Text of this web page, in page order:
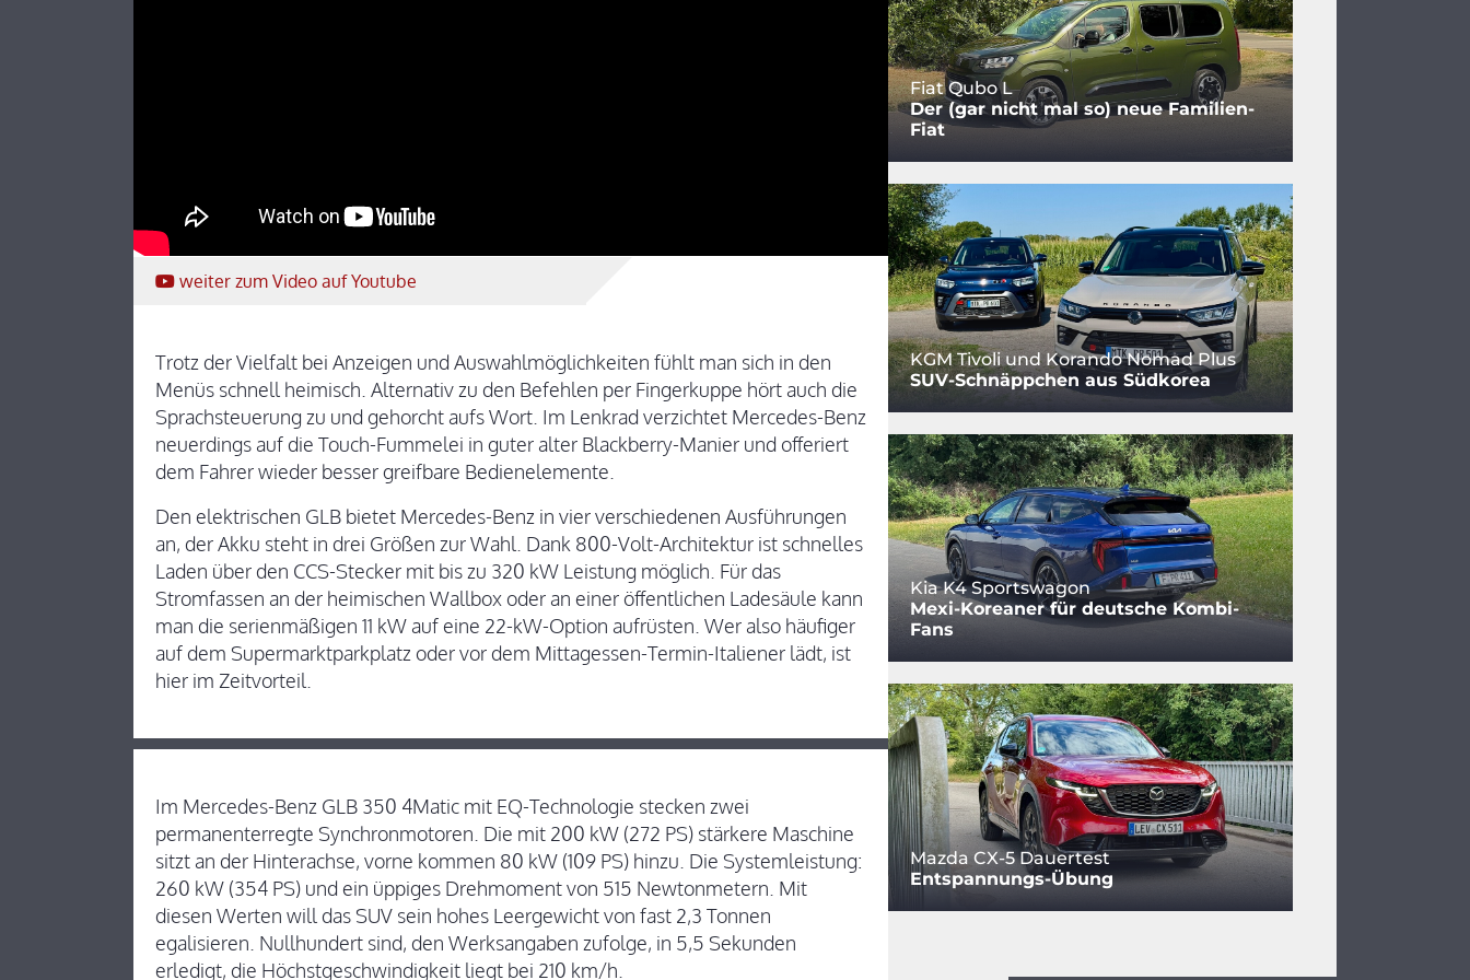
weiter zum Video auf Youtube
Trotz der Vielfalt bei Anzeigen und Auswahlmöglichkeiten fühlt man sich in den
Menüs schnell heimisch. Alternativ zu den Befehlen per Fingerkuppe hört auch die
Sprachsteuerung zu und gehorcht aufs Wort. Im Lenkrad verzichtet Mercedes-Benz
neuerdings auf die Touch-Fummelei in guter alter Blackberry-Manier und offeriert
dem Fahrer wieder besser greifbare Bedienelemente.
Den elektrischen GLB bietet Mercedes-Benz in vier verschiedenen Ausführungen
an, der Akku steht in drei Größen zur Wahl. Dank 800-Volt-Architektur ist schnelles
Laden über den CCS-Stecker mit bis zu 320 kW Leistung möglich. Für das
Stromfassen an der heimischen Wallbox oder an einer öffentlichen Ladesäule kann
man die serienmäßigen 11 kW auf eine 22-kW-Option aufrüsten. Wer also häufiger
auf dem Supermarktparkplatz oder vor dem Mittagessen-Termin-Italiener lädt, ist
hier im Zeitvorteil.
Im Mercedes-Benz GLB 350 4Matic mit EQ-Technologie stecken zwei
permanenterregte Synchronmotoren. Die mit 200 kW (272 PS) stärkere Maschine
sitzt an der Hinterachse, vorne kommen 80 kW (109 PS) hinzu. Die Systemleistung:
260 kW (354 PS) und ein üppiges Drehmoment von 515 Newtonmetern. Mit
diesen Werten will das SUV sein hohes Leergewicht von fast 2,3 Tonnen
egalisieren. Nullhundert sind, den Werksangaben zufolge, in 5,5 Sekunden
erledigt, die Höchstgeschwindigkeit liegt bei 210 km/h.
Fiat Qubo L
Der (gar nicht mal so) neue Familien-
Fiat
KGM Tivoli und Korando Nomad Plus
SUV-Schnäppchen aus Südkorea
Kia K4 Sportswagon
Mexi-Koreaner für deutsche Kombi-
Fans
Mazda CX-5 Dauertest
Entspannungs-Übung